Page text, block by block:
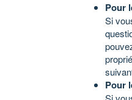
Pour
Si
Pour